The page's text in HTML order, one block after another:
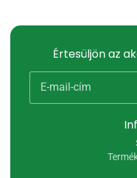
Értesüljön az
E-mail-cím